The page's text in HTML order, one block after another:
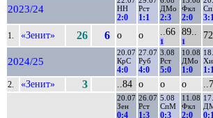
2023/24
НН
2:0
Рст
1:1
ДМо
2:3
Фкл
2:0
1. «Зенит» 26 6 о о ..66
1
89..
1
2024/25
20.07
КрС
4:0
27.07
Руб
4:0
3.08
Рст
5:0
10.08
ДМо
1:0
2. «Зенит» 3 ..84 о о о
20.07
Зен
0:4
26.07
Рст
1:3
5.08
СпМ
0:3
11.08
Фкл
2:0